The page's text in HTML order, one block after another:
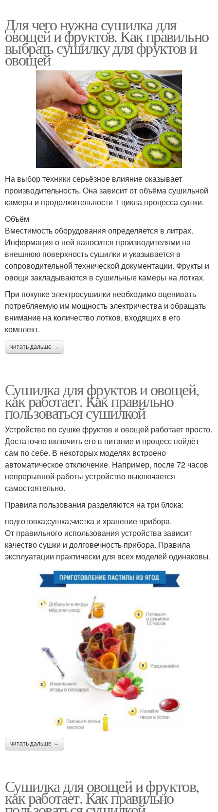
Для чего нужна сушилка для
овощей и фруктов. Как правильно
выбрать сушилку для фруктов и
овощей
На выбор техники серьёзное влияние оказывает
производительность. Она зависит от объёма сушильной
камеры и продолжительности 1 цикла процесса сушки.
Объём
Вместимость оборудования определяется в литрах.
Информация о ней наносится производителями на
внешнюю поверхность сушилки и указывается в
сопроводительной технической документации. Фрукты и
овощи закладываются в сушильные камеры на лотках.
При покупке электросушилки необходимо оценивать
потребляемую им мощность электричества и обращать
внимание на количество лотков, входящих в его
комплект.
читать дальше →
Сушилка для фруктов и овощей,
как работает. Как правильно
пользоваться сушилкой
Устройство по сушке фруктов и овощей работает просто.
Достаточно включить его в питание и процесс пойдёт
сам по себе. В некоторых моделях встроено
автоматическое отключение. Например, после 72 часов
непрерывной работы устройство выключается
самостоятельно.
Правила пользования разделяются на три блока:
подготовка;сушка;чистка и хранение прибора.
От правильного использования устройства зависит
качество сушки и долговечность прибора. Правила
эксплуатации практически для всех моделей одинаковы.
читать дальше →
Сушилка для овощей и фруктов,
как работает. Как правильно